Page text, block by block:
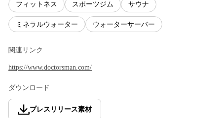
フィットネス スポーツジム サウナ
ミネラルウォーター ウォーターサーバー
関連リンク
https://www.doctorsman.com/
ダウンロード
プレスリリース素材